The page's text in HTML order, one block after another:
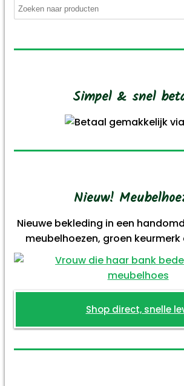
Simpel & snel
Nieuw!
Nieuwe bekleding in een
meubelhoezen, groen
Shop direct, snelle